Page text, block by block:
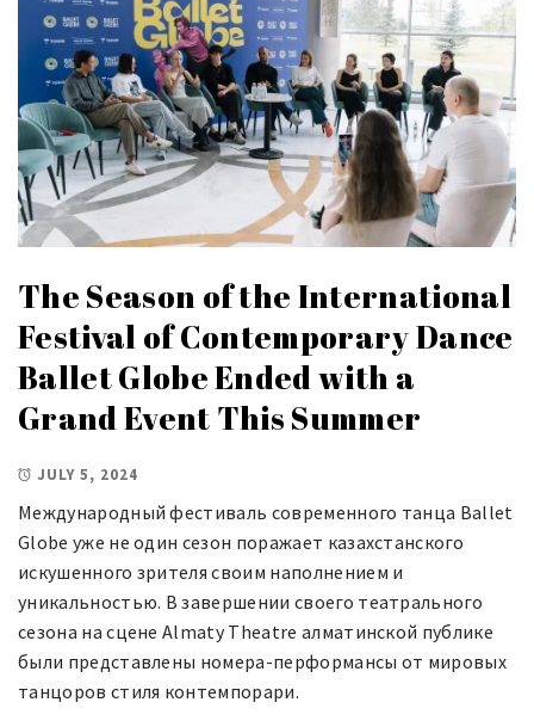
The Season of the International
Festival of Contemporary Dance
Ballet Globe Ended with a
Grand Event This Summer
JULY 5, 2024
Международный фестиваль современного танца Ballet
Globe уже не один сезон поражает казахстанского
искушенного зрителя своим наполнением и
уникальностью. В завершении своего театрального
сезона на сцене Almaty Theatre алматинской публике
были представлены номера-перформансы от мировых
танцоров стиля контемпорари.